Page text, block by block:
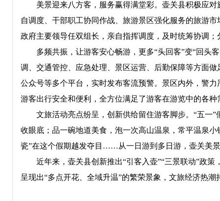
美景迎来八方客，服务赢得满堂彩。壶关县积极应对
自调度、干部职工协同作战、旅游景区强化服务的旅游
政府主要领导任双组长，亲自指挥调度，及时统筹协调
多频共振，让游客安心畅游，更多“头回客”变“回头客
调、交通管控、应急处理、景区运营、后勤保障等方面
公众号等多个平台，实时发布客流预警。景区内外，警
游客出行安全和便利，全方位满足了游客在游览中的各种
文旅活动亮点纷呈，创新供给留住游客脚步。“五一”
收眼底；品一碗地道美食，泡一次高山温泉，常平温泉
瓷”在这个假期越发夺目……从一日游到多日游，壶关美
近年来，壶关县创新推出“引客入壶”“三景联动”政策
呈现出“多点开花、全域升温”的繁荣景象，文旅经济热